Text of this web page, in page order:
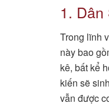
1.
Trong lĩnh
này bao
kê, bất kể
kiến sẽ
vẫn được